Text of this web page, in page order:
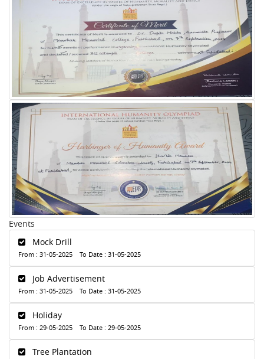
Events
Mock Drill
From : 31-05-2025 To Date : 31-05-2025
Job Advertisement
From : 31-05-2025 To Date : 31-05-2025
Holiday
From : 29-05-2025 To Date : 29-05-2025
Tree Plantation